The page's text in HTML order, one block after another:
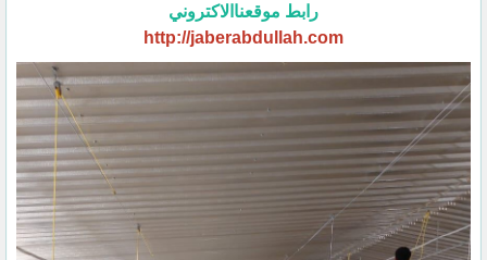
رابط موقعناالاكتروني
http://jaberabdullah.com